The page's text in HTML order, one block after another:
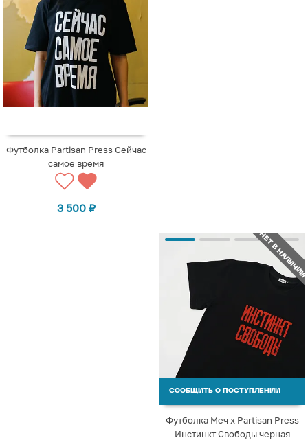
Футболка Partisan Press Сейчас
самое время
3 500 ₽
НЕТ В НАЛИЧИИ
СООБЩИТЬ О ПОСТУПЛЕНИИ
Футболка Меч х Partisan Press
Инстинкт Свободы черная